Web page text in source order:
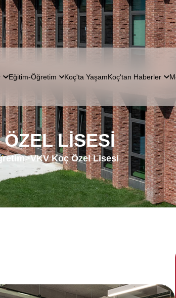
Eğitim-Öğretim Koç'ta YaşamKoç'tan Haberler
LISESI
>VKV Koç Özel Lisesi